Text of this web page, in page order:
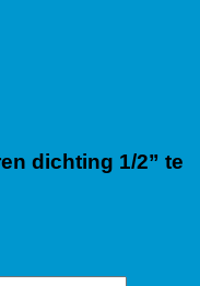
dichting 1/2” te